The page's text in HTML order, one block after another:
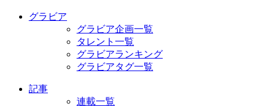
グラビア
グラビア企画一覧
タレント一覧
グラビアランキング
グラビアタグ一覧
記事
連載一覧